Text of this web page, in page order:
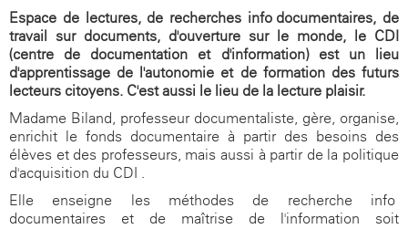
Espace de lectures, de recherches info-documentaires, de
travail sur documents, d'ouverture sur le monde, le CDI
(centre de documentation et d'information) est un lieu
d'apprentissage de l'autonomie et de formation des futurs
lecteurs citoyens. C'est aussi le lieu de la lecture-plaisir.
Madame Biland, professeur documentaliste, gère, organise,
enrichit le fonds documentaire à partir des besoins des
élèves et des professeurs, mais aussi à partir de la politique
d'acquisition du CDI .
Elle enseigne les méthodes de recherche info-
documentaires et de maîtrise de l'information soit